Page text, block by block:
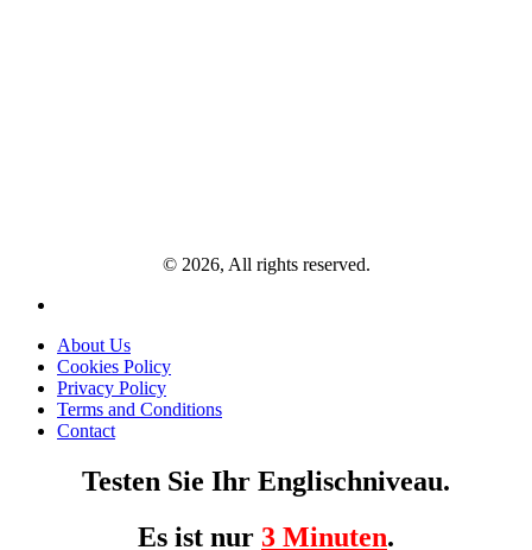
© 2026, All rights reserved.
About Us
Cookies Policy
Privacy Policy
Terms and Conditions
Contact
Testen Sie Ihr Englischniveau.
Es ist nur 3 Minuten.